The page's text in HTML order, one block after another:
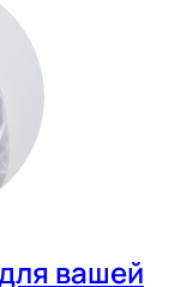
вашей